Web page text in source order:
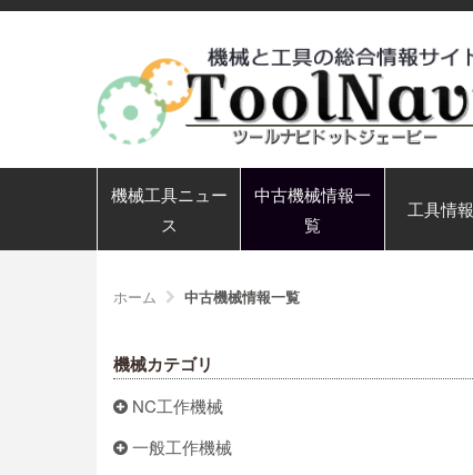
機械工具ニュー
ス
中古機械情報一
覧
工具情
ホーム 中古機械情報一覧
機械カテゴリ
NC工作機械
一般工作機械